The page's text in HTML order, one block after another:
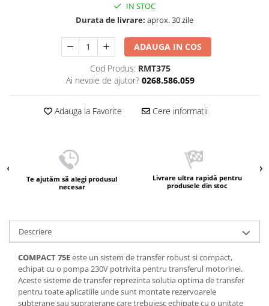
IN STOC
Durata de livrare: aprox. 30 zile
ADAUGA IN COS
Cod Produs: RMT375
Ai nevoie de ajutor? 0268.586.059
Adauga la Favorite Cere informatii
Te ajutăm să alegi produsul
necesar
Livrare ultra rapidă pentru
produsele din stoc
Descriere
COMPACT 75Eeste un sistem de transfer robust si compact,
echipat cu o pompa 230V potrivita pentru transferul motorinei.
Aceste sisteme de transfer reprezinta solutia optima de transfer
pentru toate aplicatiile unde sunt montate rezervoarele
subterane sau supraterane care trebuiesc echipate cu o unitate